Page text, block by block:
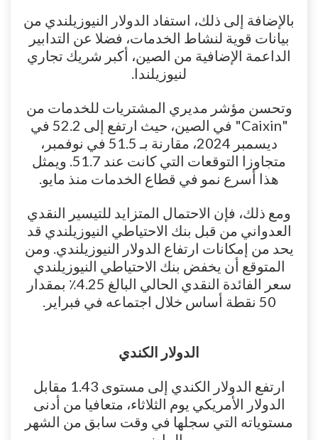
بالإضافة إلى ذلك، استفاد الدولار النيوزيلندي من
بيانات قوية لنشاط الخدمات، فضلا عن التدابير
الداعمة الإضافية من الصين، أكبر شريك تجاري
لنيوزيلندا.
وتحسن مؤشر مديري المشتريات للخدمات من
"Caixin" في الصين، حيث ارتفع إلى 52.2 في
ديسمبر 2024، مقارنة بـ 51.5 في نوفمبر،
متجاوزا التوقعات التي كانت عند 51.7. ويمثل
هذا أسرع نمو في قطاع الخدمات منذ مايو.
ومع ذلك، فإن الاحتمال المتزايد للتيسير النقدي
العدواني من قبل بنك الاحتياطي النيوزيلندي قد
يحد من إمكانات ارتفاع الدولار النيوزيلندي. ومن
المتوقع أن يخفض بنك الاحتياطي النيوزيلندي
سعر الفائدة النقدي الحالي البالغ 4.25٪ بمقدار
50 نقطة أساس خلال اجتماعه في فبراير.
الدولار الكندي
ارتفع الدولار الكندي إلى مستوى 1.43 مقابل
الدولار الأمريكي يوم الثلاثاء، متعافيا من أدنى
مستوياته التي سجلها في وقت سابق من الشهر